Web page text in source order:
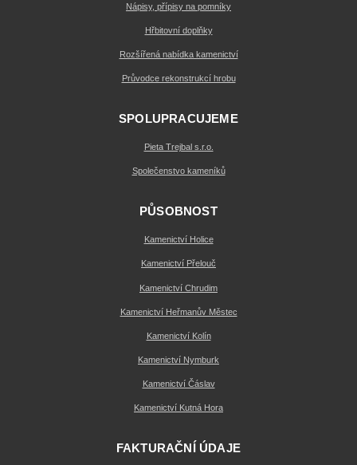
Nápisy, přípisy na pomníky
Hřbitovní doplňky
Rozšířená nabídka kamenictví
Průvodce rekonstrukcí hrobu
SPOLUPRACUJEME
Pieta Trejbal s.r.o.
Společenstvo kameníků
PŮSOBNOST
Kamenictví Holice
Kamenictví Přelouč
Kamenictví Chrudim
Kamenictví Heřmanův Městec
Kamenictví Kolín
Kamenictví Nymburk
Kamenictví Čáslav
Kamenictví Kutná Hora
FAKTURAČNÍ ÚDAJE